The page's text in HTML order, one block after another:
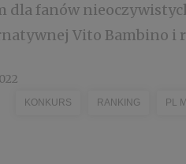
dla fanów
Vito Bambino i
KONKURS RANKING PL